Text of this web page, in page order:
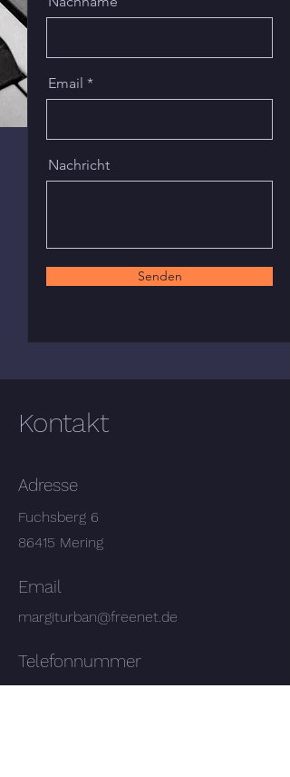
Email
Nachricht
Senden
Kontakt
Adresse
Fuchsberg 6
86415 Mering
Email
margiturban@freenet.de
Telefonnummer
+49 8233 780458